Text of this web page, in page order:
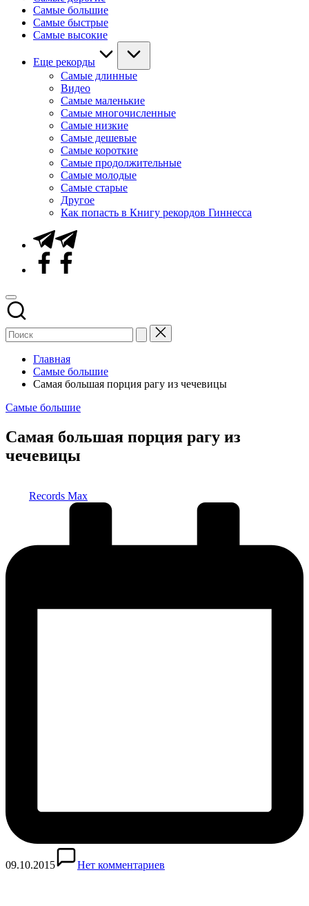
Самые большие
Самые быстрые
Самые высокие
Еще рекорды
Самые длинные
Видео
Самые маленькие
Самые многочисленные
Самые низкие
Самые дешевые
Самые короткие
Самые продолжительные
Самые молодые
Самые старые
Другое
Как попасть в Книгу рекордов Гиннесса
Telegram
Facebook
Главная
Самые большие
Самая большая порция рагу из чечевицы
Опубликовано
Самые большие
Самая большая порция рагу из
чечевицы
Records Max
09.10.2015 Нет комментариев